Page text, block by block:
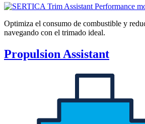
Optimiza el consumo de combustible y
navegando con el trimado ideal.
Propulsion Assistant